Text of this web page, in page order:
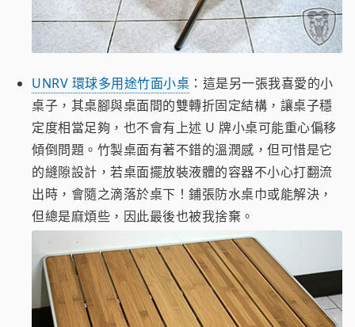
UNRV 環球多用途竹面小桌 ：這是另一張我喜愛的小
桌子，其桌腳與桌面間的雙轉折固定結構，讓桌子穩
定度相當足夠，也不會有上述 U 牌小桌可能重心偏移
傾倒問題。竹製桌面有著不錯的溫潤感，但可惜是它
的縫隙設計，若桌面擺放裝液體的容器不小心打翻流
出時，會隨之滴落於桌下！鋪張防水桌巾或能解決，
但總是麻煩些，因此最後也被我捨棄。